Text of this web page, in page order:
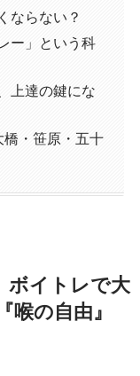
ならない？
ー」という科
上達の鍵にな
・笹原・五十
ボイトレで大
の自由』